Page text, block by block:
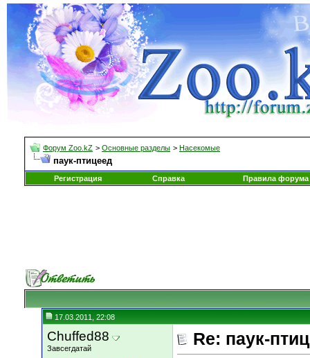
Форум Zoo.kZ > Основные разделы > Насекомые
паук-птицеед
Регистрация Справка Правила форума
17.03.2011, 22:08
Chuffed88
Завсегдатай Re: паук-